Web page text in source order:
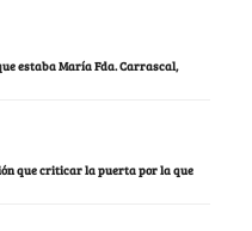
estaba María Fda. Carrascal,
que criticar la puerta por la que